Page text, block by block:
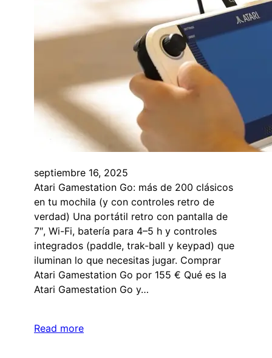
septiembre 16, 2025
Atari Gamestation Go: más de 200 clásicos
en tu mochila (y con controles retro de
verdad) Una portátil retro con pantalla de
7″, Wi-Fi, batería para 4–5 h y controles
integrados (paddle, trak-ball y keypad) que
iluminan lo que necesitas jugar. Comprar
Atari Gamestation Go por 155 € Qué es la
Atari Gamestation Go y…
Read more